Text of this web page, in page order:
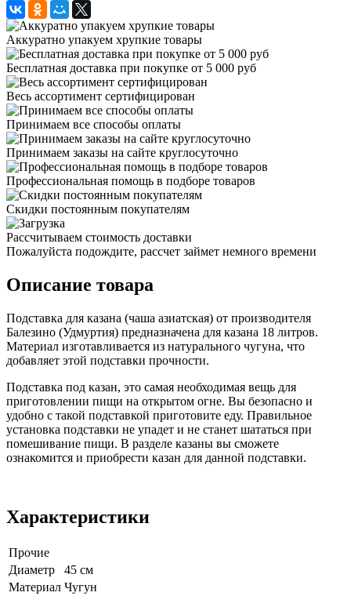
Аккуратно упакуем хрупкие товары
Бесплатная доставка при покупке от 5 000 руб
Весь ассортимент сертифицирован
Принимаем все способы оплаты
Принимаем заказы на сайте круглосуточно
Профессиональная помощь в подборе товаров
Скидки постоянным покупателям
Рассчитываем стоимость доставки
Пожалуйста подождите, рассчет займет немного времени
Описание товара
Подставка для казана (чаша азиатская) от производителя
Балезино (Удмуртия) предназначена для казана 18 литров.
Материал изготавливается из натурального чугуна, что
добавляет этой подставки прочности.
Подставка под казан, это самая необходимая вещь для
приготовлении пищи на открытом огне. Вы безопасно и
удобно с такой подставкой приготовите еду. Правильное
установка подставки не упадет и не станет шататься при
помешивание пищи. В разделе казаны вы сможете
ознакомится и приобрести казан для данной подставки.
Характеристики
Прочие
Диаметр
45 см
Материал Чугун